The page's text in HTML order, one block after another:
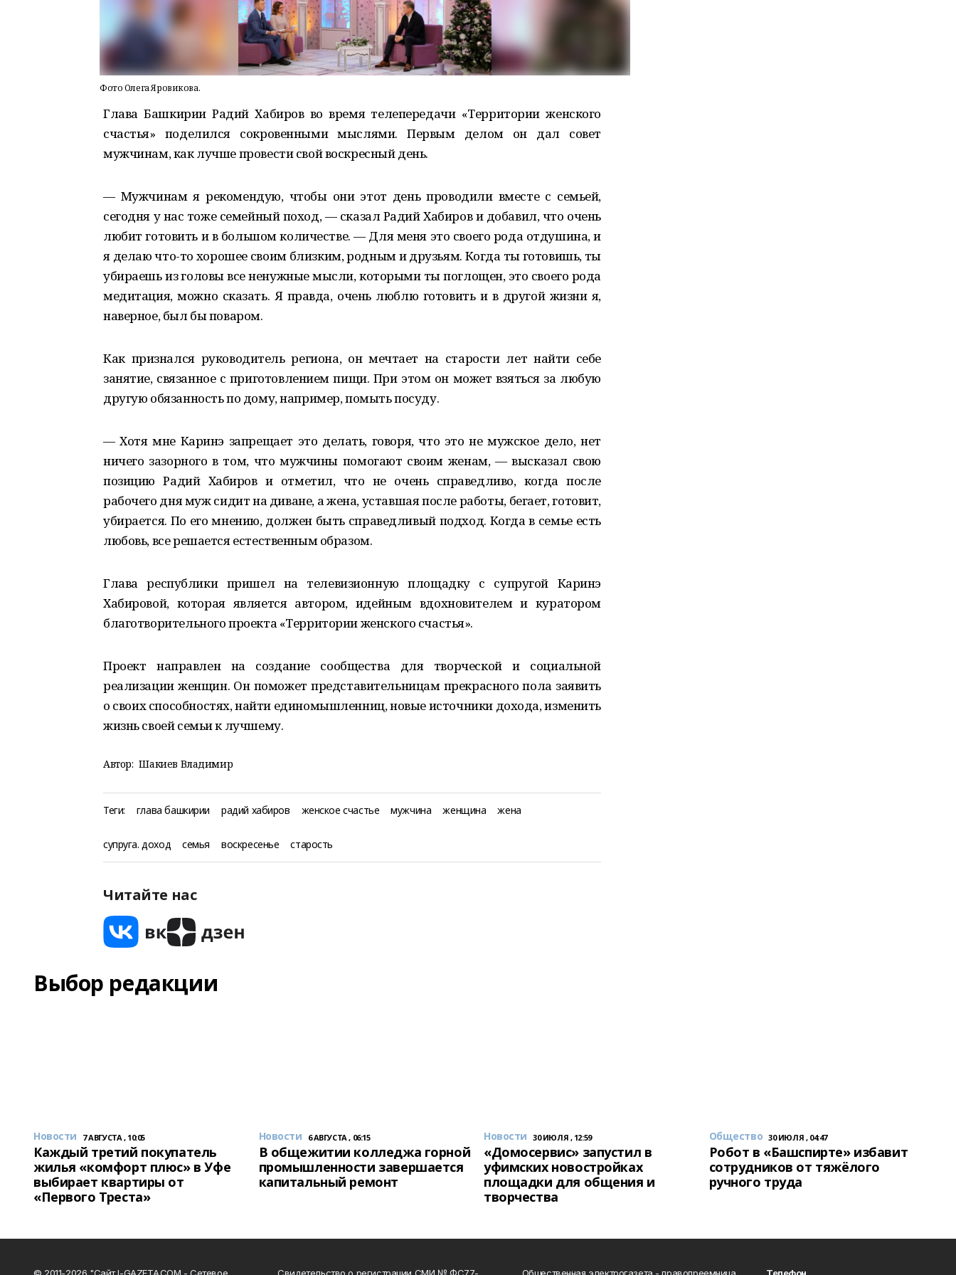
Фото Олега Яровикова.
Глава Башкирии Радий Хабиров во время телепередачи «Территории женского
счастья» поделился сокровенными мыслями. Первым делом он дал совет
мужчинам, как лучше провести свой воскресный день.
— Мужчинам я рекомендую, чтобы они этот день проводили вместе с семьей,
сегодня у нас тоже семейный поход, — сказал Радий Хабиров и добавил, что очень
любит готовить и в большом количестве. — Для меня это своего рода отдушина, и
я делаю что-то хорошее своим близким, родным и друзьям. Когда ты готовишь, ты
убираешь из головы все ненужные мысли, которыми ты поглощен, это своего рода
медитация, можно сказать. Я правда, очень люблю готовить и в другой жизни я,
наверное, был бы поваром.
Как признался руководитель региона, он мечтает на старости лет найти себе
занятие, связанное с приготовлением пищи. При этом он может взяться за любую
другую обязанность по дому, например, помыть посуду.
— Хотя мне Каринэ запрещает это делать, говоря, что это не мужское дело, нет
ничего зазорного в том, что мужчины помогают своим женам, — высказал свою
позицию Радий Хабиров и отметил, что не очень справедливо, когда после
рабочего дня муж сидит на диване, а жена, уставшая после работы, бегает, готовит,
убирается. По его мнению, должен быть справедливый подход. Когда в семье есть
любовь, все решается естественным образом.
Глава республики пришел на телевизионную площадку с супругой Каринэ
Хабировой, которая является автором, идейным вдохновителем и куратором
благотворительного проекта «Территории женского счастья».
Проект направлен на создание сообщества для творческой и социальной
реализации женщин. Он поможет представительницам прекрасного пола заявить
о своих способностях, найти единомышленниц, новые источники дохода, изменить
жизнь своей семьи к лучшему.
Автор: Шакиев Владимир
Теги: глава башкирии радий хабиров женское счастье мужчина женщина жена
супруга. доход семья воскресенье старость
Читайте нас
Выбор редакции
Новости 7 АВГУСТА , 10:05
Каждый третий покупатель
жилья «комфорт плюс» в Уфе
выбирает квартиры от
«Первого Треста»
Новости 6 АВГУСТА , 06:15
В общежитии колледжа горной
промышленности завершается
капитальный ремонт
Новости 30 ИЮЛЯ , 12:59
«Домосервис» запустил в
уфимских новостройках
площадки для общения и
творчества
Общество 30 ИЮЛЯ , 04:47
Робот в «Башспирте» избавит
сотрудников от тяжёлого
ручного труда